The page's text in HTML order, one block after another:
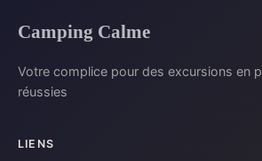
Camping Calme
Votre complice pour des excursions en
réussies
LIENS